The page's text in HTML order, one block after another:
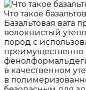
Что такое
Базальтовая вата
волокнистый
пород с
преимущественно
в качественном
в